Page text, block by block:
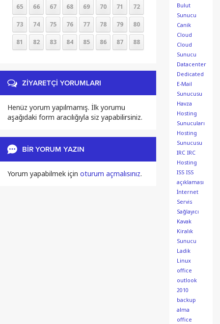
65
66 67 68 69 70 71
72
73
74 75 76 77 78 79
80
81
82 83 84 85 86 87 88
ZİYARETÇİ YORUMLARI
Henüz yorum yapılmamış. İlk yorumu
aşağıdaki form aracılığıyla siz yapabilirsiniz.
BİR YORUM YAZIN
Yorum yapabilmek için oturum açmalısınız.
Bulut
Sunucu
Canik
Cloud
Cloud
Sunucu
Datacenter
Dedicated
E-Mail
Sunucusu
Havza
Hosting
Sunucuları
Hosting
Sunucusu
IRC IRC
Hosting
ISS ISS
açıklaması
İnternet
Servis
Sağlayıcı
Kavak
Kiralık
Sunucu
Ladik
Linux
office
outlook
2010
backup
alma
office